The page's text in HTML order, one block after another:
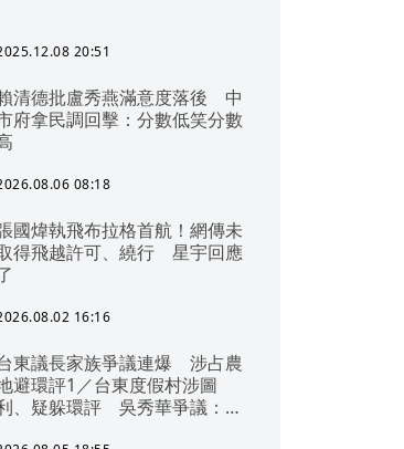
20:51
清德批盧秀燕滿意度落後 中
府拿民調回擊：分數低笑分數
08:18
國煒執飛布拉格首航！網傳未
得飛越許可、繞行 星宇回應
16:16
東議長家族爭議連爆 涉占農
避環評1／台東度假村涉圖
、疑躲環評 吳秀華爭議：概